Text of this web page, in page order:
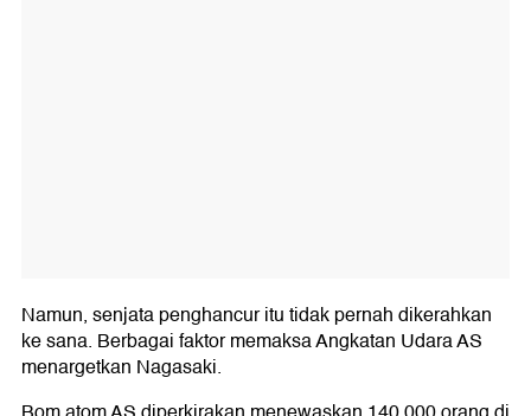
Namun, senjata penghancur itu tidak pernah dikerahkan
ke sana. Berbagai faktor memaksa Angkatan Udara AS
menargetkan Nagasaki.